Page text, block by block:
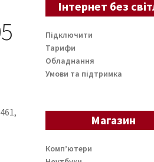
Інтернет без
Підключити
Тарифи
Обладнання
Умови та підтримка
Магазин
Комп’ютери